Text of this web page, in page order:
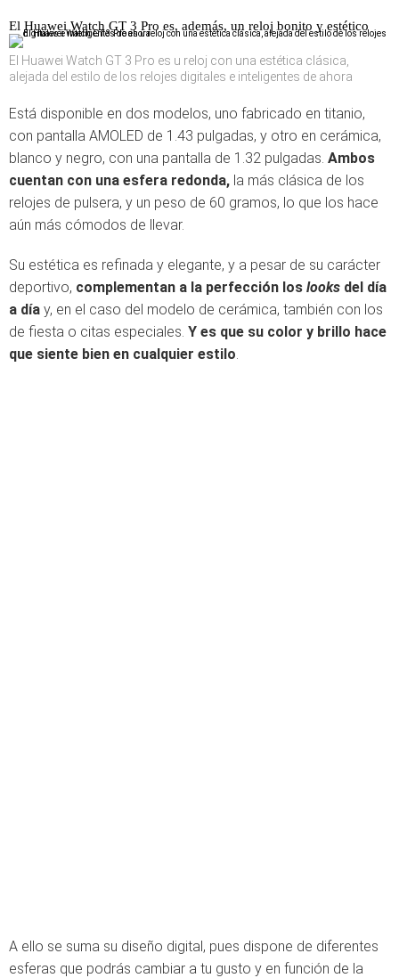
El Huawei Watch GT 3 Pro es, además, un reloj bonito y estético
El Huawei Watch GT 3 Pro es u reloj con una estética clásica,
alejada del estilo de los relojes digitales e inteligentes de ahora
Está disponible en dos modelos, uno fabricado en titanio,
con pantalla AMOLED de 1.43 pulgadas, y otro en cerámica,
blanco y negro, con una pantalla de 1.32 pulgadas. Ambos
cuentan con una esfera redonda, la más clásica de los
relojes de pulsera, y un peso de 60 gramos, lo que los hace
aún más cómodos de llevar.
Su estética es refinada y elegante, y a pesar de su carácter
deportivo, complementan a la perfección los looks del día
a día y, en el caso del modelo de cerámica, también con los
de fiesta o citas especiales. Y es que su color y brillo hace
que siente bien en cualquier estilo.
A ello se suma su diseño digital, pues dispone de diferentes
esferas que podrás cambiar a tu gusto y en función de la